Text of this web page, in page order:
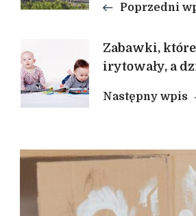
Poprzedni
Zabawki,
irytowały, a
Następny wpis